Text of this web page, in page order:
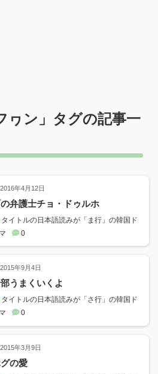
ヮン 」タグの記事一
2016年4月12日
弁護士チョ・ドゥルホ
タイトルの日本語読みが「ま行」の韓国ド
0
2015年9月4日
うまくいくよ
タイトルの日本語読みが「さ行」の韓国ド
0
2015年3月9日
の愛